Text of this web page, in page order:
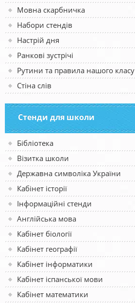
Мовна скарбничка
Набори стендів
Настрій дня
Ранкові зустрічі
Рутини та правила нашого класу
Стіна слів
Стенди для школи
Бібліотека
Візитка школи
Державна символіка України
Кабінет історії
Інформаційні стенди
Англійська мова
Кабінет біології
Кабінет географії
Кабінет інформатики
Кабінет іспанської мови
Кабінет математики